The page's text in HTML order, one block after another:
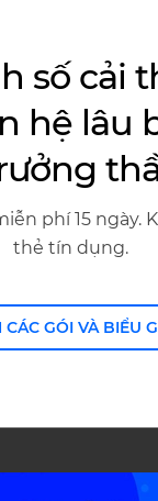
số cải
hệ lâu
phí 15 ngày.
thẻ tín dụng.
CÁC GÓI VÀ BIỂU